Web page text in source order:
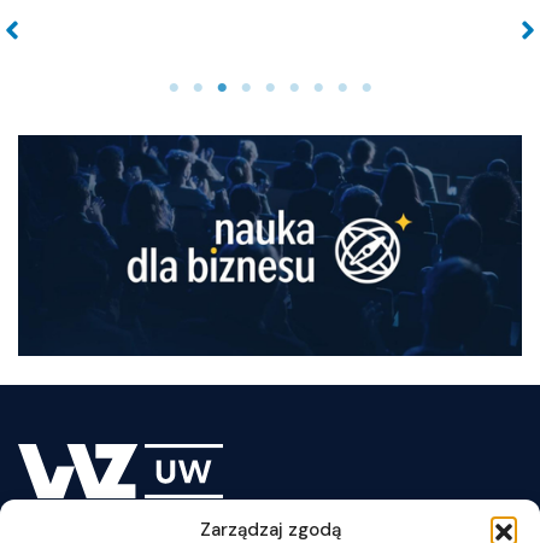
Zarządzaj zgodą